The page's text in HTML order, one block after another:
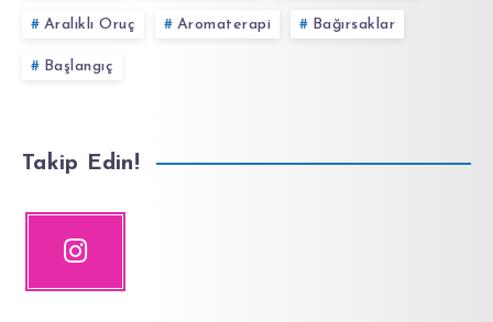
Aralıklı Oruç Aromaterapi Bağırsaklar
Başlangıç
Takip Edin!